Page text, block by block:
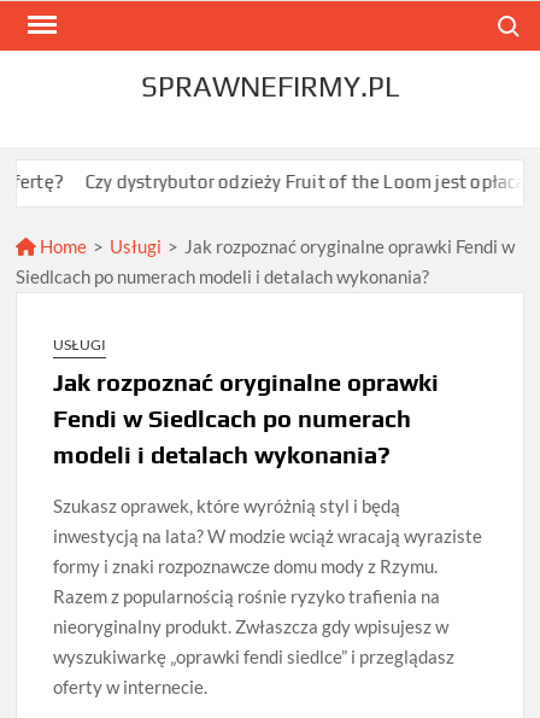
Skip
SPRAWNEFIRMY.PL
Czy dystrybutor odzieży Fruit of the Loom jest opłacalny dla
Home > Usługi > Jak rozpoznać oryginalne oprawki Fendi w
Siedlcach po numerach modeli i detalach wykonania?
USŁUGI
Jak rozpoznać oryginalne oprawki
Fendi w Siedlcach po numerach
modeli i detalach wykonania?
Szukasz oprawek, które wyróżnią styl i będą
inwestycją na lata? W modzie wciąż wracają wyraziste
formy i znaki rozpoznawcze domu mody z Rzymu.
Razem z popularnością rośnie ryzyko trafienia na
nieoryginalny produkt. Zwłaszcza gdy wpisujesz w
wyszukiwarkę „oprawki fendi siedlce” i przeglądasz
oferty w internecie.